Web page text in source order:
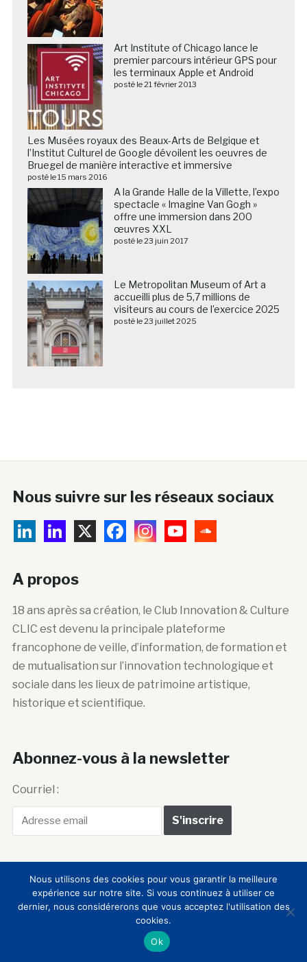
Art Institute of Chicago lance le
premier parcours intérieur GPS pour
les terminaux Apple et Android
posté le 21 février 2013
Les Musées royaux des Beaux-Arts de Belgique et
l’Institut Culturel de Google dévoilent les oeuvres de
Bruegel de manière interactive et immersive
posté le 15 mars 2016
A la Grande Halle de la Villette, l’expo
spectacle « Imagine Van Gogh »
offre une immersion dans 200
œuvres XXL
posté le 23 juin 2017
Le Metropolitan Museum of Art a
accueilli plus de 5,7 millions de
visiteurs au cours de l’exercice 2025
posté le 23 juillet 2025
Nous suivre sur les réseaux sociaux
A propos
18 ans après sa création, le Club Innovation & Culture
CLIC est devenu la principale plateforme
francophone de veille, d’information, de formation et
de mutualisation sur l’innovation technologique et
sociale dans les lieux de patrimoine artistique,
historique et scientifique.
Abonnez-vous à la newsletter
Courriel :
Club Innovation &
Culture CLIC France
Nous utilisons des cookies pour vous garantir la meilleure
expérience sur notre site. Si vous continuez à utiliser ce
dernier, nous considérerons que vous acceptez l'utilisation des
cookies.
Ok